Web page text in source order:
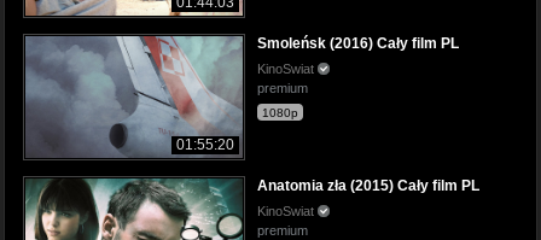
01:55:20
Smoleńsk (2016) Cały film PL
KinoSwiat
premium
1080p
Anatomia zła (2015) Cały film PL
KinoSwiat
premium